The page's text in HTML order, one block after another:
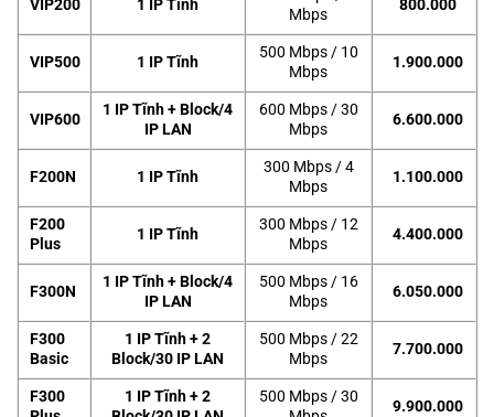
VIP200 1 IP Tĩnh
Mbps
800.000
VIP500 1 IP Tĩnh
500 Mbps / 10
Mbps
1.900.000
VIP600
1 IP Tĩnh + Block/4
IP LAN
600 Mbps / 30
Mbps
6.600.000
F200N 1 IP Tĩnh
300 Mbps / 4
Mbps
1.100.000
F200
Plus
1 IP Tĩnh
300 Mbps / 12
Mbps
4.400.000
F300N
1 IP Tĩnh + Block/4
IP LAN
500 Mbps / 16
Mbps
6.050.000
F300
Basic
1 IP Tĩnh + 2
Block/30 IP LAN
500 Mbps / 22
Mbps
7.700.000
F300
1 IP Tĩnh + 2
500 Mbps / 30
9.900.000